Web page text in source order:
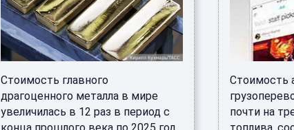
Стоимость главного
драгоценного металла в мире
увеличилась в 12 раз в период с
Стоимость
почти на